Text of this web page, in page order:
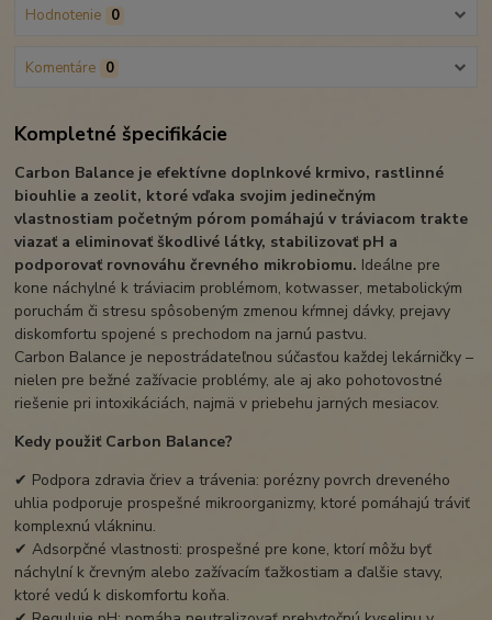
Hodnotenie 0
Komentáre 0
Kompletné špecifikácie
Carbon Balance je efektívne doplnkové krmivo, rastlinné
biouhlie a zeolit, ktoré vďaka svojim jedinečným
vlastnostiam početným pórom pomáhajú v tráviacom trakte
viazať a eliminovať škodlivé látky, stabilizovať pH a
podporovať rovnováhu črevného mikrobiomu. Ideálne pre
kone náchylné k tráviacim problémom, kotwasser, metabolickým
poruchám či stresu spôsobeným zmenou kŕmnej dávky, prejavy
diskomfortu spojené s prechodom na jarnú pastvu.
Carbon Balance je nepostrádateľnou súčasťou každej lekárničky –
nielen pre bežné zažívacie problémy, ale aj ako pohotovostné
riešenie pri intoxikáciách, najmä v priebehu jarných mesiacov.
Kedy použiť Carbon Balance?
✔ Podpora zdravia čriev a trávenia: porézny povrch dreveného
uhlia podporuje prospešné mikroorganizmy, ktoré pomáhajú tráviť
komplexnú vlákninu.
✔ Adsorpčné vlastnosti: prospešné pre kone, ktorí môžu byť
náchylní k črevným alebo zažívacím ťažkostiam a ďalšie stavy,
ktoré vedú k diskomfortu koňa.